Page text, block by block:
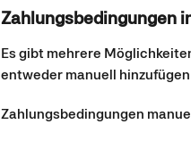
Zahlungsbedingungen
Es gibt mehrere
entweder manuell
Zahlungsbedingungen